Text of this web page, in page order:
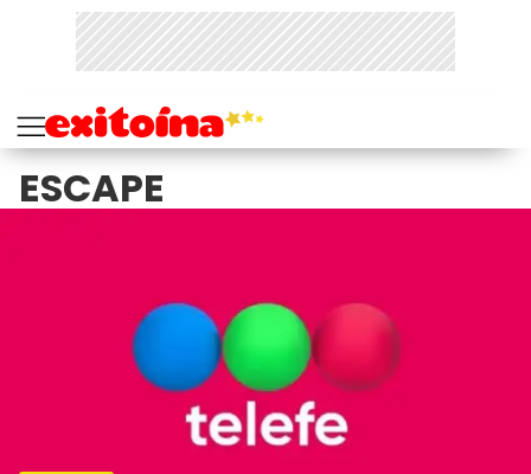
ESCAPE